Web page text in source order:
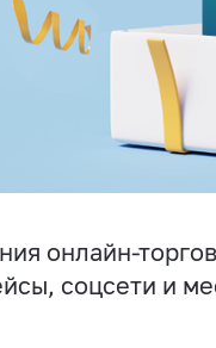
онлайн-
соцсети и